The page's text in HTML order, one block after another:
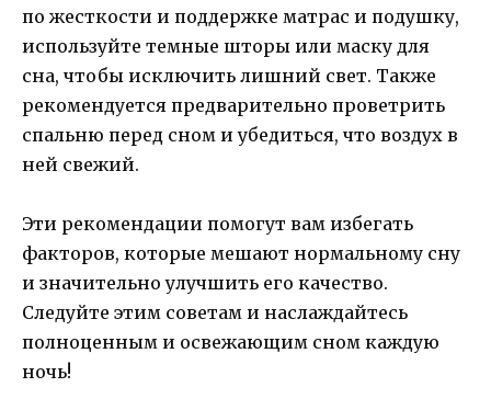
по жесткости и поддержке матрас и подушку,
используйте темные шторы или маску для
сна, чтобы исключить лишний свет. Также
рекомендуется предварительно проветрить
спальню перед сном и убедиться, что воздух в
ней свежий.
Эти рекомендации помогут вам избегать
факторов, которые мешают нормальному сну
и значительно улучшить его качество.
Следуйте этим советам и наслаждайтесь
полноценным и освежающим сном каждую
ночь!